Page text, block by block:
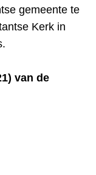
gemeente te
Kerk in
van de